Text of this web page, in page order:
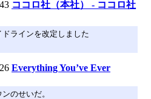
ココロ社（本社） - ココロ社
ラインを改定しました
Everything You’ve Ever
のせいだ。